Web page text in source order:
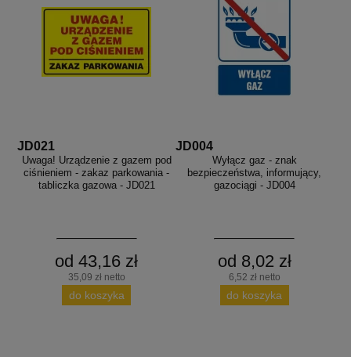
JD021
Uwaga! Urządzenie z gazem pod
ciśnieniem - zakaz parkowania -
tabliczka gazowa - JD021
od 43,16 zł
35,09 zł netto
do koszyka
JD004
Wyłącz gaz - znak
bezpieczeństwa, informujący,
gazociągi - JD004
od 8,02 zł
6,52 zł netto
do koszyka